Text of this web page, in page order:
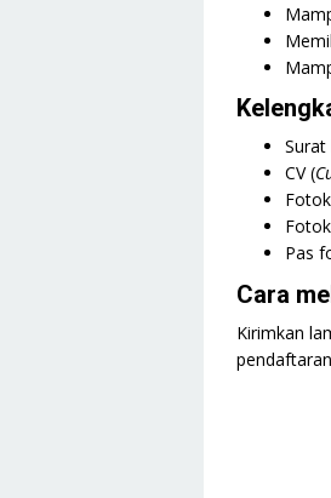
Surat
CV (
Pas
Cara
Kirimkan